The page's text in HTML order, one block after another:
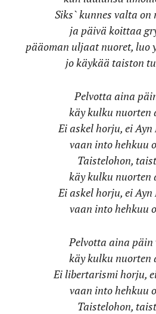
Siks` kunnes valta
ja päivä koittaa
pääoman uljaat nuoret, luo
jo käykää taiston
Pelvotta aina
käy kulku nuorten
Ei askel horju, ei Ayn
vaan into hehkuu
Taistelohon,
käy kulku nuorten
Ei askel horju, ei Ayn
vaan into hehkuu
Pelvotta aina päin
käy kulku nuorten
Ei libertarismi horju,
vaan into hehkuu
Taistelohon,